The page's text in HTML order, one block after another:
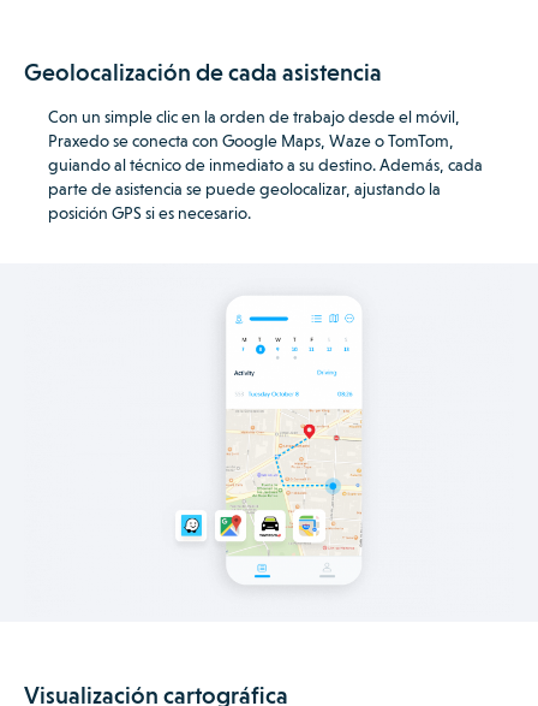
Geolocalización de cada asistencia
Con un simple clic en la orden de trabajo desde el móvil,
Praxedo se conecta con Google Maps, Waze o TomTom,
guiando al técnico de inmediato a su destino.Además, cada
parte de asistencia se puede geolocalizar, ajustando la
posición GPS si es necesario.
Visualización cartográfica